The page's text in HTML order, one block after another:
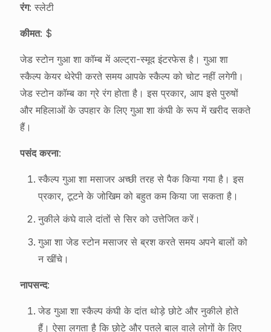
रंग: स्लेटी
कीमत: $
जेड स्टोन गुआ शा कॉम्ब में अल्ट्रा-स्मूद इंटरफेस है। गुआ शा
स्कैल्प केयर थेरेपी करते समय आपके स्कैल्प को चोट नहीं लगेगी।
जेड स्टोन कॉम्ब का ग्रे रंग होता है। इस प्रकार, आप इसे पुरुषों
और महिलाओं के उपहार के लिए गुआ शा कंघी के रूप में खरीद सकते
हैं।
पसंद करना:
स्कैल्प गुआ शा मसाजर अच्छी तरह से पैक किया गया है। इस
प्रकार, टूटने के जोखिम को बहुत कम किया जा सकता है।
नुकीले कंघे वाले दांतों से सिर को उत्तेजित करें।
गुआ शा जेड स्टोन मसाजर से ब्रश करते समय अपने बालों को
न खींचे।
नापसन्द:
जेड गुआ शा स्कैल्प कंघी के दांत थोड़े छोटे और नुकीले होते
हैं। ऐसा लगता है कि छोटे और पतले बाल वाले लोगों के लिए